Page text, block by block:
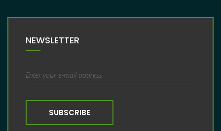
NEWSLETTER
SUBSCRIBE